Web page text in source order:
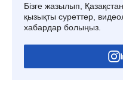
Бізге жазылып,
қызықты суреттер,
хабардар болыңыз.